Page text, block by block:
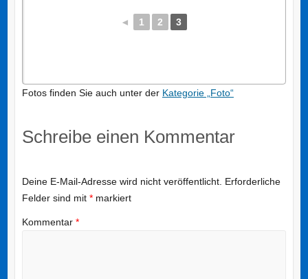
◄ 1 2 3
Fotos finden Sie auch unter der Kategorie „Foto“
Schreibe einen Kommentar
Deine E-Mail-Adresse wird nicht veröffentlicht. Erforderliche
Felder sind mit *markiert
Kommentar *